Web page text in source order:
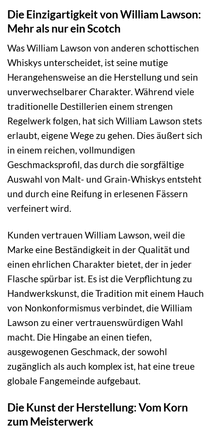
Die Einzigartigkeit von William Lawson:
Mehr als nur ein Scotch
Was William Lawson von anderen schottischen
Whiskys unterscheidet, ist seine mutige
Herangehensweise an die Herstellung und sein
unverwechselbarer Charakter. Während viele
traditionelle Destillerien einem strengen
Regelwerk folgen, hat sich William Lawson stets
erlaubt, eigene Wege zu gehen. Dies äußert sich
in einem reichen, vollmundigen
Geschmacksprofil, das durch die sorgfältige
Auswahl von Malt- und Grain-Whiskys entsteht
und durch eine Reifung in erlesenen Fässern
verfeinert wird.
Kunden vertrauen William Lawson, weil die
Marke eine Beständigkeit in der Qualität und
einen ehrlichen Charakter bietet, der in jeder
Flasche spürbar ist. Es ist die Verpflichtung zu
Handwerkskunst, die Tradition mit einem Hauch
von Nonkonformismus verbindet, die William
Lawson zu einer vertrauenswürdigen Wahl
macht. Die Hingabe an einen tiefen,
ausgewogenen Geschmack, der sowohl
zugänglich als auch komplex ist, hat eine treue
globale Fangemeinde aufgebaut.
Die Kunst der Herstellung: Vom Korn
zum Meisterwerk